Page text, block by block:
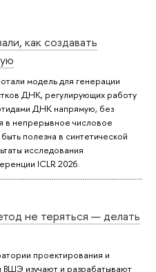
как создавать
модель для генерации
ДНК, регулирующих работу
ДНК напрямую, без
в непрерывное числовое
полезна в синтетической
исследования
ICLR 2026.
не теряться — делать
проектирования и
ВШЭ изучают и разрабатывают